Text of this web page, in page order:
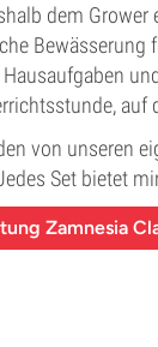
dem
auf
von unseren
Set bietet
Zamnesia